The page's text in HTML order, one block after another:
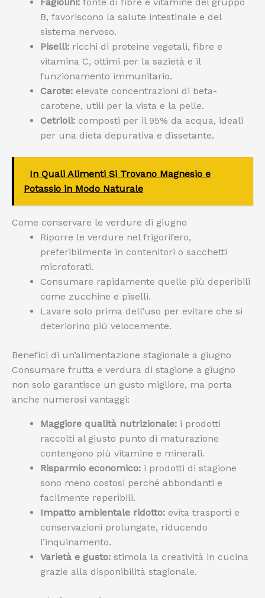
B, favoriscono la salute intestinale e del
sistema nervoso.
Piselli: ricchi di proteine vegetali, fibre e
vitamina C, ottimi per la sazietà e il
funzionamento immunitario.
Carote: elevate concentrazioni di beta-
carotene, utili per la vista e la pelle.
Cetrioli: composti per il 95% da acqua, ideali
per una dieta depurativa e dissetante.
In Quali Alimenti Si Trovano Magnesio e
Potassio in Modo Naturale
Come conservare le verdure di giugno
Riporre le verdure nel frigorifero,
preferibilmente in contenitori o sacchetti
microforati.
Consumare rapidamente quelle più deperibili
come zucchine e piselli.
Lavare solo prima dell’uso per evitare che si
deteriorino più velocemente.
Benefici di un’alimentazione stagionale a giugno
Consumare frutta e verdura di stagione a giugno
non solo garantisce un gusto migliore, ma porta
anche numerosi vantaggi:
Maggiore qualità nutrizionale: i prodotti
raccolti al giusto punto di maturazione
contengono più vitamine e minerali.
Risparmio economico: i prodotti di stagione
sono meno costosi perché abbondanti e
facilmente reperibili.
Impatto ambientale ridotto: evita trasporti e
conservazioni prolungate, riducendo
l’inquinamento.
Varietà e gusto: stimola la creatività in cucina
grazie alla disponibilità stagionale.